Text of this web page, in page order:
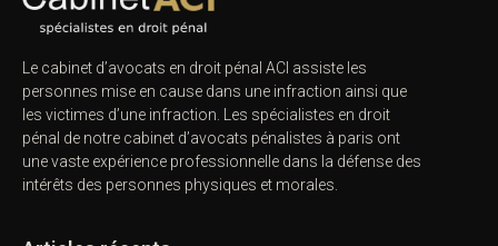
Le cabinet d’avocats en droit pénal ACI assiste les
personnes mise en cause dans une infraction ainsi que
les victimes d’une infraction. Les spécialistes en droit
pénal de notre cabinet d’avocats pénalistes à paris ont
une vaste expérience professionnelle dans la défense des
intérêts des personnes physiques et morales.